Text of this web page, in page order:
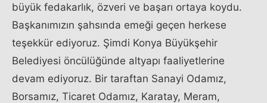
büyük fedakarlık, özveri ve başarı ortaya koydu.
Başkanımızın şahsında emeği geçen herkese
teşekkür ediyoruz. Şimdi Konya Büyükşehir
Belediyesi öncülüğünde altyapı faaliyetlerine
devam ediyoruz. Bir taraftan Sanayi Odamız,
Borsamız, Ticaret Odamız, Karatay, Meram,